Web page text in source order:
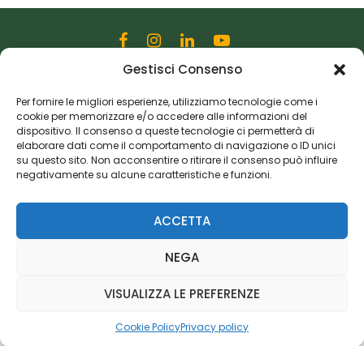
Gestisci Consenso
Per fornire le migliori esperienze, utilizziamo tecnologie come i
cookie per memorizzare e/o accedere alle informazioni del
dispositivo. Il consenso a queste tecnologie ci permetterà di
elaborare dati come il comportamento di navigazione o ID unici
su questo sito. Non acconsentire o ritirare il consenso può influire
negativamente su alcune caratteristiche e funzioni.
ACCETTA
NEGA
VISUALIZZA LE PREFERENZE
Cookie PolicyPrivacy policy
Via Martiri della Libertà, 28
20833 Giussano (MB)
P.I. 06982770965
Privacy Policy
Cookie Policy